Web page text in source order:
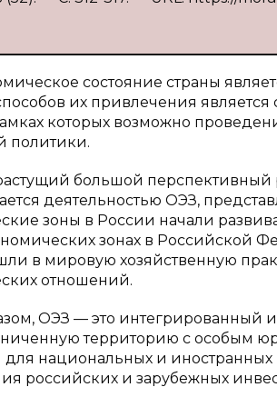
состояние страны
их привлечения
которых возможно
политики.
большой
деятельностью ОЭЗ,
зоны в России начали
зонах в Российской
в мировую хозяйственную
отношений.
ОЭЗ — это интегрированный
территорию с особым
национальных и иностранных
российских и зарубежных